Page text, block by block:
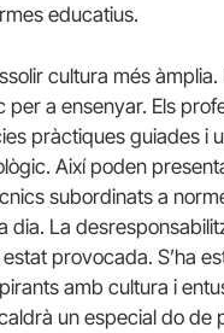
educatius.
cultura més
a ensenyar. Els
pràctiques guiades i
Així poden
subordinats a
dia. La
provocada. S’ha
amb cultura i
un especial do de